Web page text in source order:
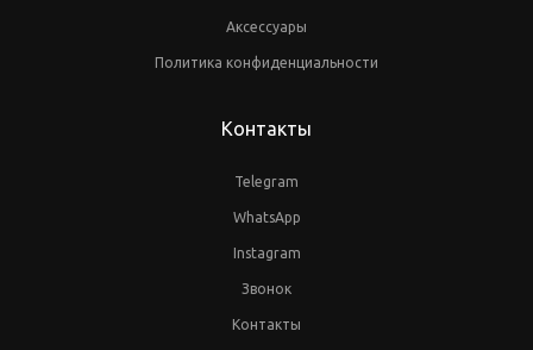
Аксессуары
Политика конфиденциальности
Контакты
Telegram
WhatsApp
Instagram
Звонок
Контакты